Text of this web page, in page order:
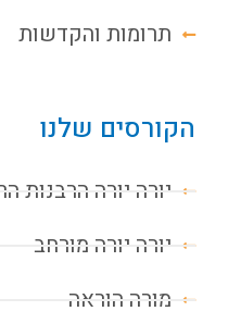
תרומות והקדשות
הקורסים שלנו
יורה יורה הרבנות
יורה יורה מורחב
מורה הוראה